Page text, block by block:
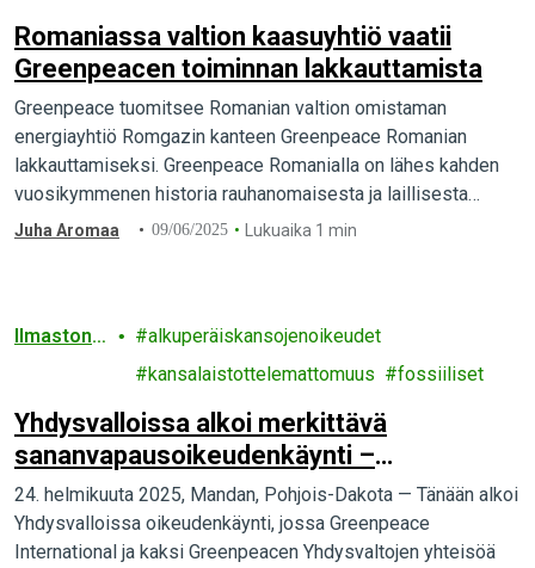
Romaniassa valtion kaasuyhtiö vaatii
Greenpeacen toiminnan lakkauttamista
Greenpeace tuomitsee Romanian valtion omistaman
energiayhtiö Romgazin kanteen Greenpeace Romanian
lakkauttamiseksi. Greenpeace Romanialla on lähes kahden
vuosikymmenen historia rauhanomaisesta ja laillisesta
ympäristöaktivismista. Kanteen ensimmäinen
Juha Aromaa 09/06/2025 Lukuaika 1 min
Ilmaston
alkuperäiskansojenoikeudet
kansalaistottelemattomuus
fossiiliset
Yhdysvalloissa alkoi merkittävä
sananvapausoikeudenkäynti –
Greenpeace puolustaa kansalaisoikeuksia
Energy Transferin SLAPP-kannetta
vastaan
24. helmikuuta 2025, Mandan, Pohjois-Dakota — Tänään alkoi
Yhdysvalloissa oikeudenkäynti, jossa Greenpeace
International ja kaksi Greenpeacen Yhdysvaltojen yhteisöä